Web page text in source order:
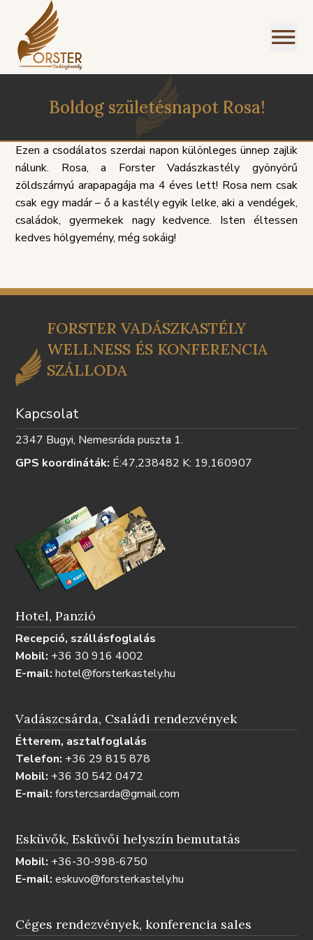
Boldog születésnapot Rosa!
Ezen a csodálatos szerdai napon különleges ünnep zajlik
nálunk. Rosa, a Forster Vadászkastély gyönyörű
zöldszárnyú arapapagája ma 4 éves lett! Rosa nem csak
csak egy madár – ő a kastély egyik lelke, aki a vendégek,
családok, gyermekek nagy kedvence. Isten éltessen
kedves hölgyemény, még sokáig!
FORSTER VADÁSZKASTÉLY
WELLNESS ÉS KONFERENCIA
SZÁLLODA
Kapcsolat
2347 Bugyi, Nemesráda puszta 1.
GPS koordináták: É:47,238482 K: 19,160907
Hotel, Panzió
Recepció, szállásfoglalás
Mobil: +36 30 916 4002
E-mail: hotel@forsterkastely.hu
Vadászcsárda, Családi rendezvények
Étterem, asztalfoglalás
Telefon: +36 29 815 878
Mobil: +36 30 542 0472
E-mail: forstercsarda@gmail.com
Esküvők, Esküvői helyszín bemutatás
Mobil: +36-30-998-6750
E-mail: eskuvo@forsterkastely.hu
Céges rendezvények, konferencia sales